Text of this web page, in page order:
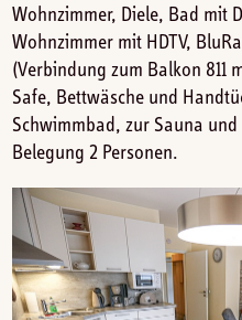
Wohnzimmer, Diele, Bad mit
Wohnzimmer mit HDTV,
(Verbindung zum Balkon 811
Safe, Bettwäsche und
Schwimmbad, zur Sauna
Belegung 2 Personen.